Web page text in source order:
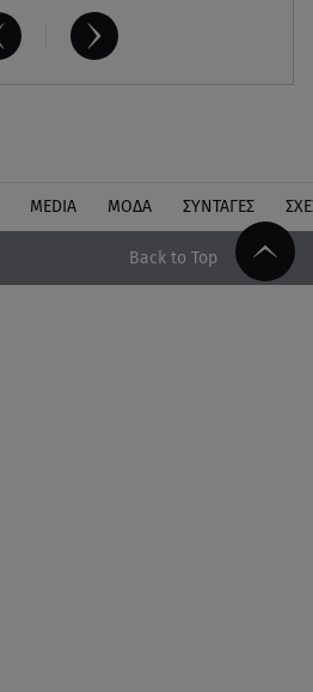
MEDIA ΜΟΔΑ ΣΥΝΤΑΓΕΣ
Back to Top